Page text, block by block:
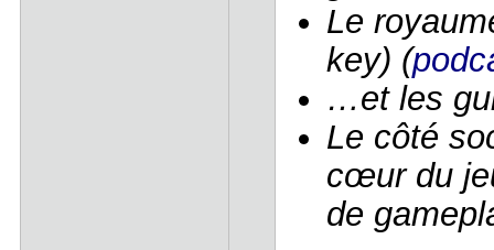
Le
key) (
…et les
Le côté
cœur du
de